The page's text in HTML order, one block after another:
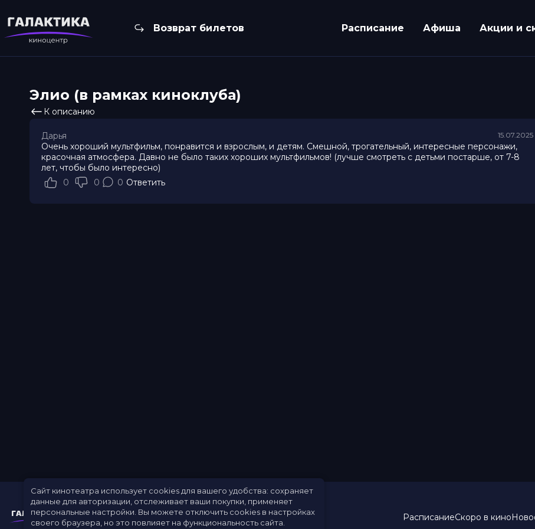
Возврат билетов Расписание Афиша Акции и
Элио (в рамках киноклуба)
К описанию
Дарья 15.07.2025
Очень хороший мультфильм, понравится и взрослым, и детям. Смешной, трогательный, интересные персонажи,
красочная атмосфера. Давно не было таких хороших мультфильмов! (лучше смотреть с детьми постарше, от 7-8
лет, чтобы было интересно)
0
0 0 Ответить
РасписаниеСкоро в кино
Сайт кинотеатра использует cookies для вашего удобства: сохраняет
данные для авторизации, отслеживает ваши покупки, применяет
персональные настройки. Вы можете отключить cookies в настройках
своего браузера, но это повлияет на функциональность сайта.